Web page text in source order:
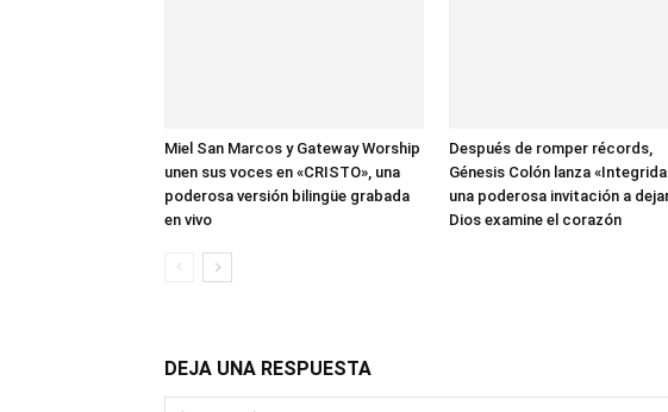
Miel San Marcos y Gateway Worship
unen sus voces en «CRISTO», una
poderosa versión bilingüe grabada
en vivo
Después de romper récords,
Génesis Colón lanza
una poderosa invitación a
Dios examine el corazón
DEJA UNA RESPUESTA